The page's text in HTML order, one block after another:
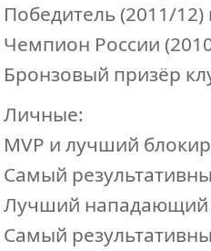
Победитель (2011/
Чемпион России
Бронзовый призёр
Личные:
MVP и лучший
Самый
Лучший нападающий
Самый